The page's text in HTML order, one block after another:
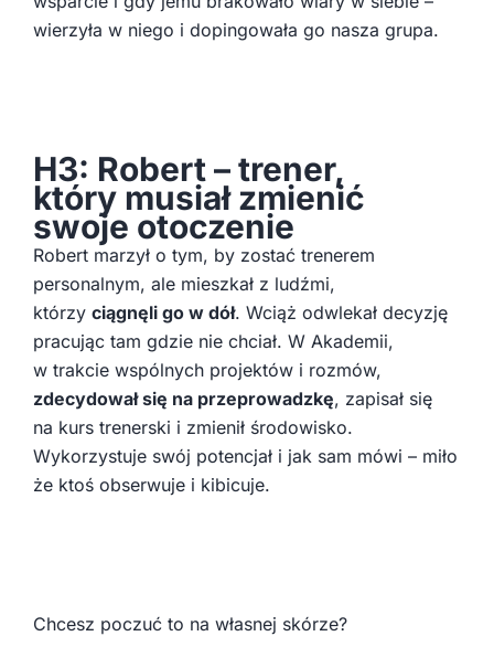
wierzyła w niego i dopingowała go nasza grupa.
H3: Robert – trener,
który musiał zmienić
swoje otoczenie
Robert marzył o tym, by zostać trenerem
personalnym, ale mieszkał z ludźmi,
którzy ciągnęli go w dół. Wciąż odwlekał decyzję
pracując tam gdzie nie chciał. W Akademii,
w trakcie wspólnych projektów i rozmów,
zdecydował się na przeprowadzkę, zapisał się
na kurs trenerski i zmienił środowisko.
Wykorzystuje swój potencjał i jak sam mówi – miło
że ktoś obserwuje i kibicuje.
Chcesz poczuć to na własnej skórze?